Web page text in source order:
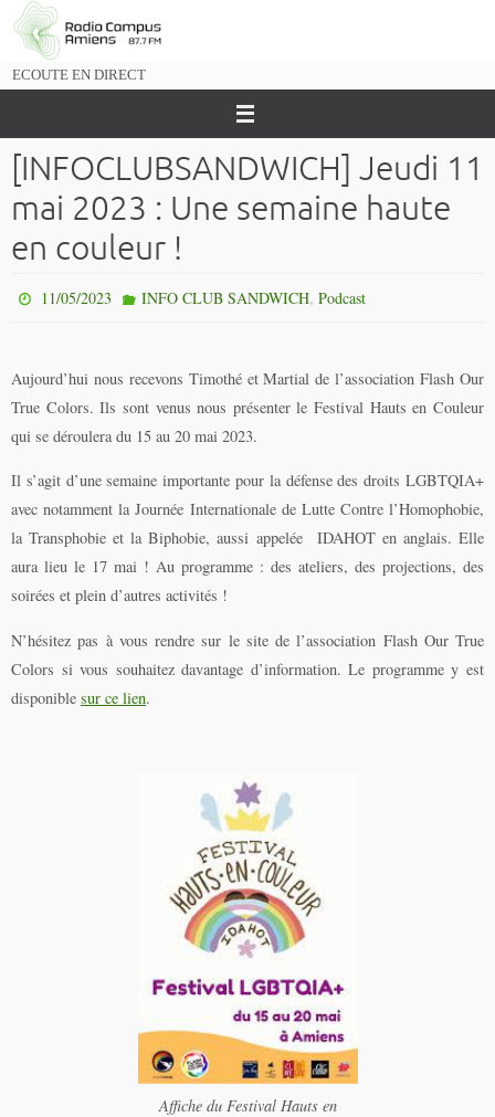
Passer
vers
ECOUTE EN DIRECT
[INFOCLUBSANDWICH] Jeudi 11
mai 2023 : Une semaine haute
en couleur !
11/05/2023 INFO CLUB SANDWICH, Podcast
Aujourd’hui nous recevons Timothé et Martial de l’association Flash Our
True Colors. Ils sont venus nous présenter le Festival Hauts en Couleur
qui se déroulera du 15 au 20 mai 2023.
Il s’agit d’une semaine importante pour la défense des droits LGBTQIA+
avec notamment la Journée Internationale de Lutte Contre l’Homophobie,
la Transphobie et la Biphobie, aussi appelée IDAHOT en anglais. Elle
aura lieu le 17 mai ! Au programme : des ateliers, des projections, des
soirées et plein d’autres activités !
N’hésitez pas à vous rendre sur le site de l’association Flash Our True
Colors si vous souhaitez davantage d’information. Le programme y est
disponible sur ce lien.
Affiche du Festival Hauts en